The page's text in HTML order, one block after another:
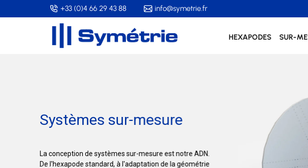
to
+33 (0)4 66 29 43 88 info@symetrie.fr
HEXAPODES SUR-
Systèmes sur-mesure
La conception de systèmes sur-mesure est notre ADN.
De l'hexapode standard, à l'adaptation de la géométrie